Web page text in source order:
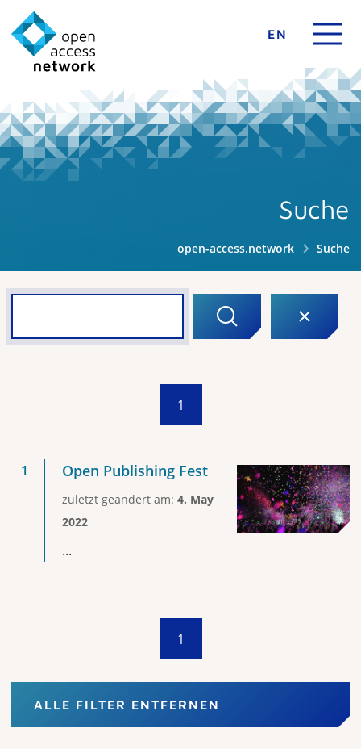
EN
Suche
open-access.network Suche
1
Open Publishing Fest
zuletzt geändert am: 4. May
2022
...
1
ALLE FILTER ENTFERNEN